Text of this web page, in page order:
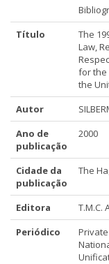
Título
The
Law,
for the
the
Autor
Ano de
publicação
2000
Cidade da
publicação
The
Editora
T.M.C.
Periódico